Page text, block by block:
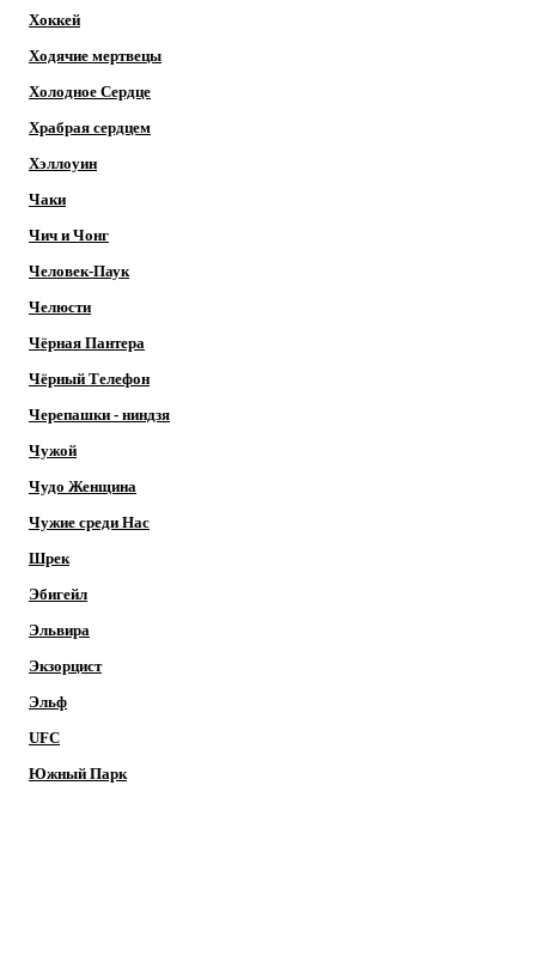
Хоккей
Ходячие мертвецы
Холодное Сердце
Храбрая сердцем
Хэллоуин
Чаки
Чич и Чонг
Человек-Паук
Челюсти
Чёрная Пантера
Чёрный Телефон
Черепашки - ниндзя
Чужой
Чудо Женщина
Чужие среди Нас
Шрек
Эбигейл
Эльвира
Экзорцист
Эльф
UFC
Южный Парк